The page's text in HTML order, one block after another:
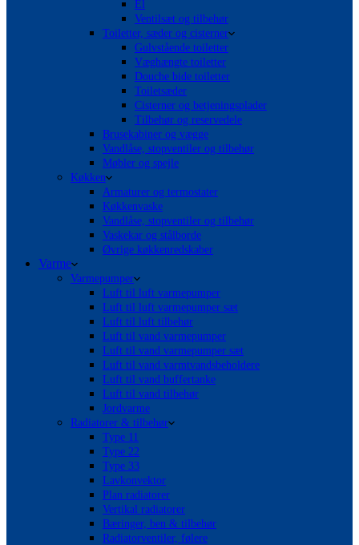
El
Ventilsæt og tilbehør
Toiletter, sæder og cisterner
Gulvstående toiletter
Væghængte toiletter
Douche bide toiletter
Toiletsæder
Cisterner og betjeningsplader
Tilbehør og reservedele
Brusekabiner og vægge
Vandlåse, stopventiler og tilbehør
Møbler og spejle
Køkken
Armaturer og termostater
Køkkenvaske
Vandlåse, stopventiler og tilbehør
Vaskekar og stålborde
Øvrige køkkenredskaber
Varme
Varmepumper
Luft til luft varmepumper
Luft til luft varmepumper sæt
Luft til luft tilbehør
Luft til vand varmepumper
Luft til vand varmepumper sæt
Luft til vand varmtvandsbeholdere
Luft til vand buffertanke
Luft til vand tilbehør
Jordvarme
Radiatorer & tilbehør
Type 11
Type 22
Type 33
Lavkonvektor
Plan radiatorer
Vertikal radiatorer
Bæringer, ben & tilbehør
Radiatorventiler, følere